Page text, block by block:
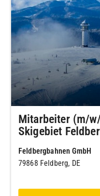
Mitarbeiter (m/
Skigebiet
Feldbergbahnen GmbH
79868 Feldberg, DE